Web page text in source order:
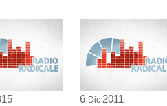
sec
6 Dic 2011